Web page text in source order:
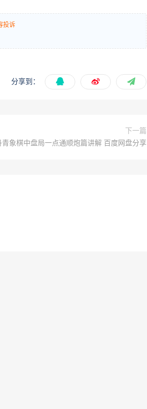
投诉
分享到：
下一篇
青象棋中盘局一点通顺炮篇讲解 百度网盘分享